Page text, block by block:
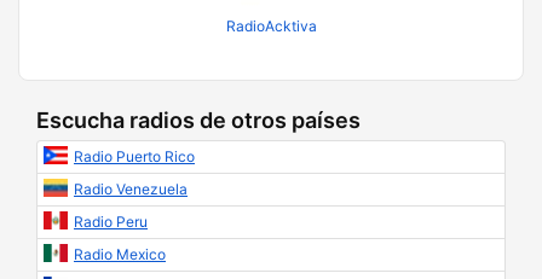
RadioAcktiva
Escucha radios de otros países
Radio Puerto Rico
Radio Venezuela
Radio Peru
Radio Mexico